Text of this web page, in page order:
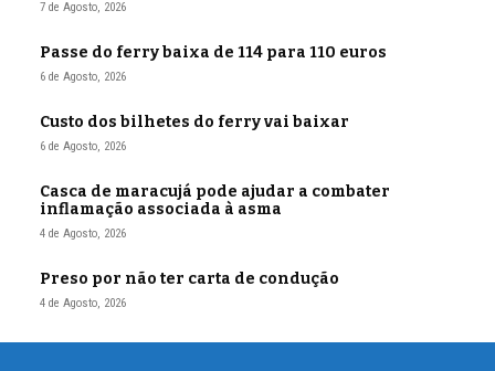
7 de Agosto, 2026
Passe do ferry baixa de 114 para 110 euros
6 de Agosto, 2026
Custo dos bilhetes do ferry vai baixar
6 de Agosto, 2026
Casca de maracujá pode ajudar a combater
inflamação associada à asma
4 de Agosto, 2026
Preso por não ter carta de condução
4 de Agosto, 2026